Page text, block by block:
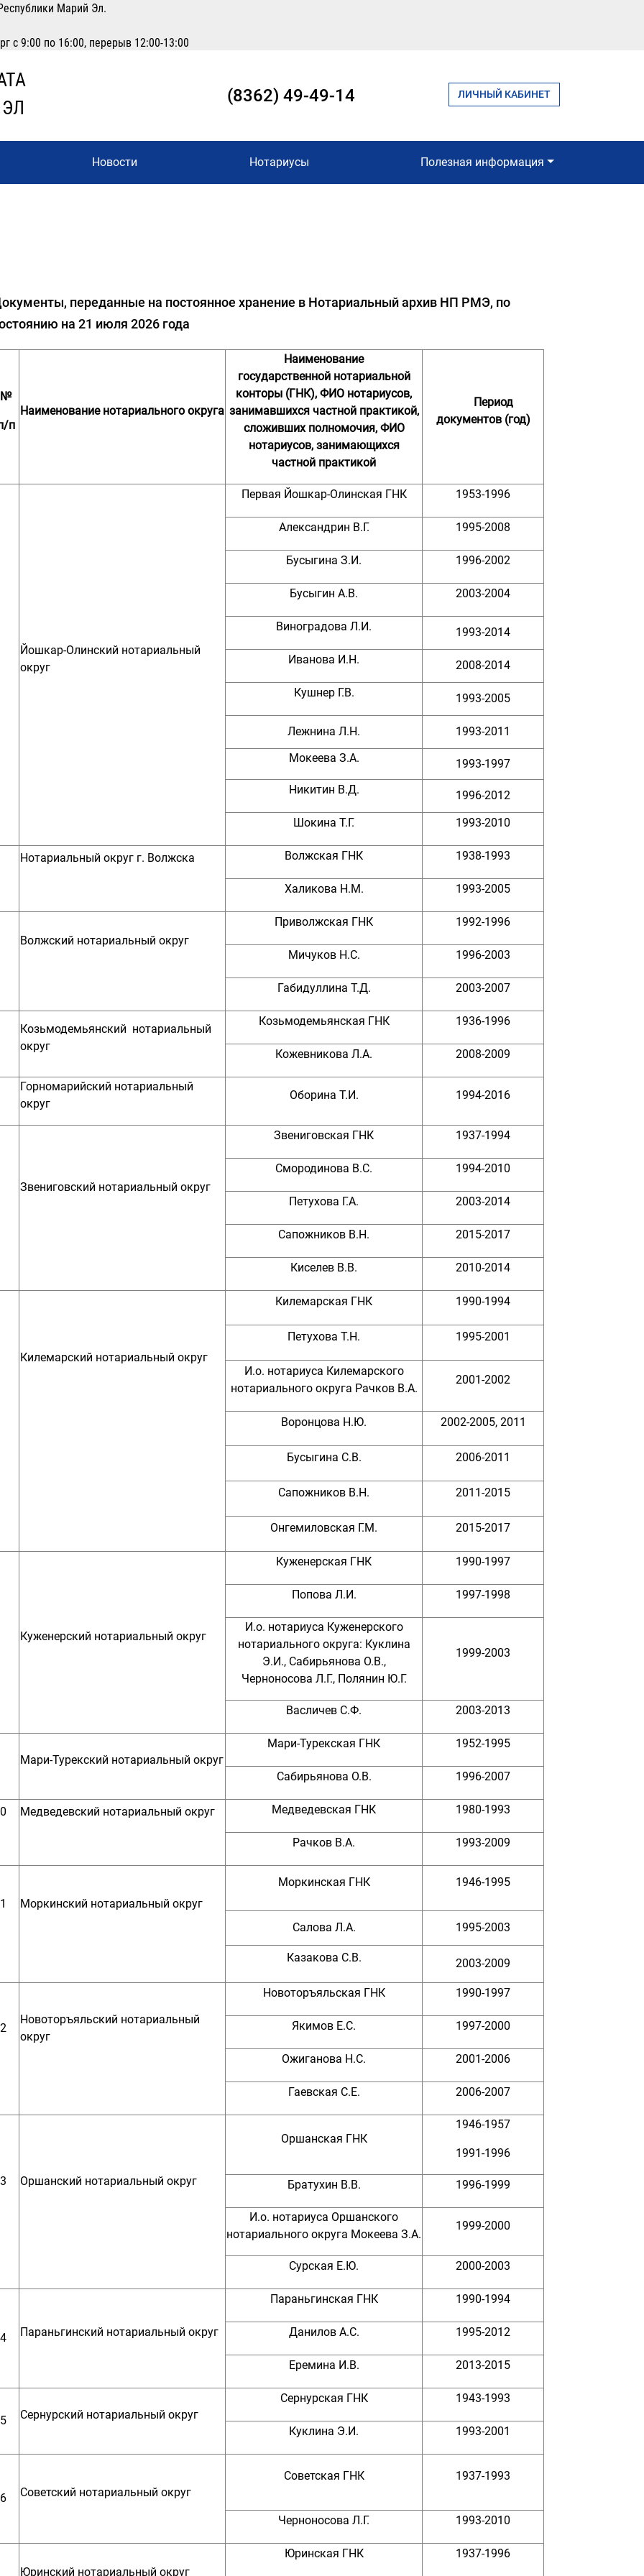
Марий Эл.
с 9:00 по 16:00, перерыв 12:00-13:00
(8362) 49-49-14 ЛИЧНЫЙ КАБИНЕТ
Новости Нотариусы Полезная информация
переданные на постоянное хранение в Нотариальный архив НП РМЭ, по
на 21 июля 2026 года
№
п
Наименование нотариального округа
Наименование
государственной нотариальной
конторы (ГНК), ФИО нотариусов,
занимавшихся частной практикой,
сложивших полномочия, ФИО
нотариусов, занимающихся
частной практикой
Период
документов (год)
Йошкар-Олинский нотариальный
округ
Первая Йошкар-Олинская ГНК 1953-1996
Александрин В.Г. 1995-2008
Бусыгина З.И. 1996-2002
Бусыгин А.В. 2003-2004
Виноградова Л.И.
1993-2014
Иванова И.Н.
2008-2014
Кушнер Г.В.
1993-2005
Лежнина Л.Н.
1993-2011
Мокеева З.А.
1993-1997
Никитин В.Д.
1996-2012
Шокина Т.Г.
1993-2010
Нотариальный округ г. Волжска Волжская ГНК 1938-1993
Халикова Н.М. 1993-2005
Волжский нотариальный округ
Приволжская ГНК 1992-1996
Мичуков Н.С. 1996-2003
Габидуллина Т.Д. 2003-2007
Козьмодемьянский нотариальный
округ
Козьмодемьянская ГНК 1936-1996
Кожевникова Л.А. 2008-2009
Горномарийский нотариальный
округ
Оборина Т.И. 1994-2016
Звениговский нотариальный округ
Звениговская ГНК 1937-1994
Смородинова В.С. 1994-2010
Петухова Г.А. 2003-2014
Сапожников В.Н. 2015-2017
Киселев В.В. 2010-2014
Килемарский нотариальный округ
Килемарская ГНК 1990-1994
Петухова Т.Н. 1995-2001
И.о. нотариуса Килемарского
нотариального округа Рачков В.А.
2001-2002
Воронцова Н.Ю. 2002-2005, 2011
Бусыгина С.В. 2006-2011
Сапожников В.Н. 2011-2015
Онгемиловская Г.М. 2015-2017
Куженерский нотариальный округ
Куженерская ГНК 1990-1997
Попова Л.И. 1997-1998
И.о. нотариуса Куженерского
нотариального округа: Куклина
Э.И., Сабирьянова О.В.,
Черноносова Л.Г., Полянин Ю.Г.
1999-2003
Васличев С.Ф. 2003-2013
Мари-Турекский нотариальный округ
Мари-Турекская ГНК 1952-1995
Сабирьянова О.В. 1996-2007
Медведевский нотариальный округ Медведевская ГНК 1980-1993
Рачков В.А. 1993-2009
Моркинский нотариальный округ
Моркинская ГНК 1946-1995
Салова Л.А. 1995-2003
Казакова С.В. 2003-2009
Новоторъяльский нотариальный
округ
Новоторъяльская ГНК 1990-1997
Якимов Е.С. 1997-2000
Ожиганова Н.С. 2001-2006
Гаевская С.Е. 2006-2007
Оршанский нотариальный округ
Оршанская ГНК
1946-1957
1991-1996
Братухин В.В. 1996-1999
И.о. нотариуса Оршанского
нотариального округа Мокеева З.А.
1999-2000
Сурская Е.Ю. 2000-2003
Параньгинский нотариальный округ
Параньгинская ГНК 1990-1994
Данилов А.С. 1995-2012
Еремина И.В. 2013-2015
Сернурский нотариальный округ
Сернурская ГНК 1943-1993
Куклина Э.И. 1993-2001
Советский нотариальный округ
Советская ГНК 1937-1993
Черноносова Л.Г. 1993-2010
Юринский нотариальный округ
Юринская ГНК 1937-1996